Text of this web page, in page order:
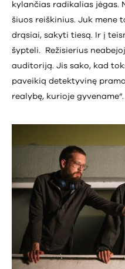
kylančias radikalias jėgas.
šiuos reiškinius. Juk mene
drąsiai, sakyti tiesą. Ir į
šypteli. Režisierius
auditoriją. Jis sako, kad
paveikią detektyvinę
realybę, kurioje gyvename“.